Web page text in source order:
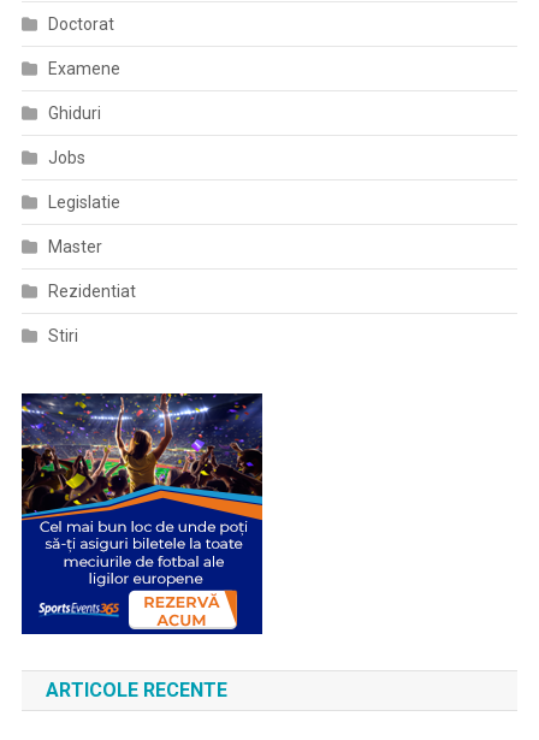
Doctorat
Examene
Ghiduri
Jobs
Legislatie
Master
Rezidentiat
Stiri
ARTICOLE RECENTE